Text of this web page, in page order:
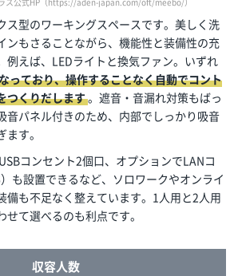
ス型のワーキングスペースです。美しく洗
ンもさることながら、機能性と装備性の充
例えば、LEDライトと換気ファン。いずれ
っており、操作することなく自動でコント
つくりだします。遮音・音漏れ対策もばっ
音パネル付きのため、内部でしっかり吸音
す。
コンセント2個口、オプションでLANコ
も設置できるなど、ソロワークやオンライ
備も不足なく整えています。1人用と2人用
て選べるのも利点です。
収容人数